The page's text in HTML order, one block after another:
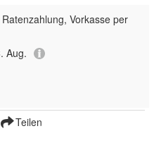
Vorkasse per
Aug.
Teilen